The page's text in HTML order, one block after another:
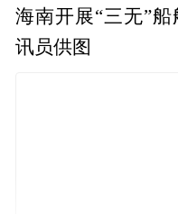
海南开展“三无”
讯员供图